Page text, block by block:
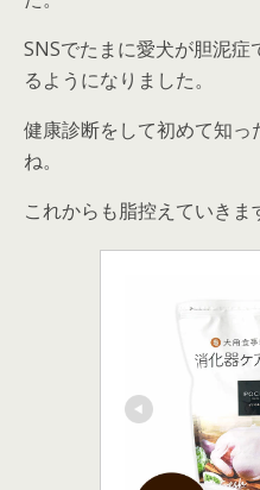
SNSでたまに愛犬が胆泥
るようになりました。
健康診断をして初めて知
ね。
これからも脂控えていきま